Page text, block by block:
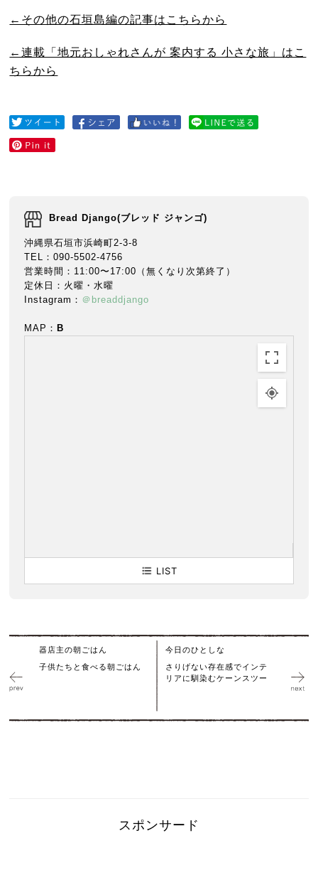
←その他の石垣島編の記事はこちらから
←連載「地元おしゃれさんが 案内する 小さな旅」はこ
ちらから
Bread Django(ブレッド ジャンゴ)
沖縄県石垣市浜崎町2-3-8
TEL：090-5502-4756
営業時間：11:00〜17:00（無くなり次第終了）
定休日：火曜・水曜
Instagram： ＠breaddjango
MAP： B
LIST
器店主の朝ごはん
子供たちと食べる朝ごはん
今日のひとしな
さりげない存在感でインテ
リアに馴染むケーンスツー
スポンサード